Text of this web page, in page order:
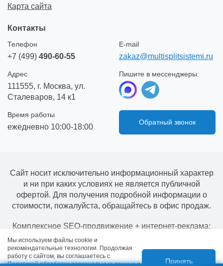
Карта сайта
Контакты
Телефон
+7 (499) 490-60-55
E-mail
zakaz@multisplitsistemi.ru
Адрес
111555, г. Москва, ул.
Сталеваров, 14 к1
Пишите в мессенджеры:
Время работы
ежедневно 10:00-18:00
Обратный звонок
Сайт носит исключительно информационный характер
и ни при каких условиях не является публичной
офертой. Для получения подробной информации о
стоимости, пожалуйста, обращайтесь в офис продаж.
Комплексное SEO-продвижение + интернет-реклама:
Всеволод Козлов
Мы используем файлы cookie и
рекомендательные технологии. Продолжая
работу с сайтом, вы соглашаетесь с
Политикой обработки персональных данныхи Принять